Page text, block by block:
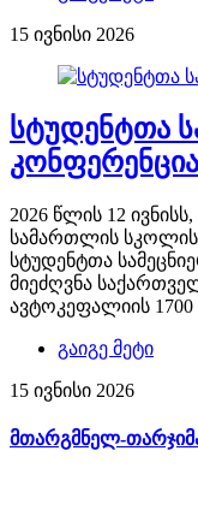
15 ივნისი 2026
სტუდენტთა
კონფერენცია
2026 წლის 12
სამართლის სკოლის
სტუდენტთა
მიეძღვნა
ავტოკეფალიის
გაიგე მეტი
15 ივნისი 2026
მთარგმნელ-